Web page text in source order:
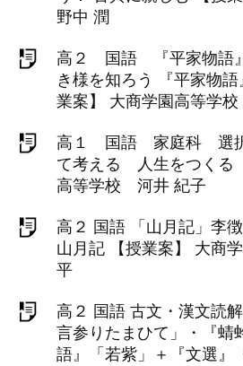
野中 潤
高２ 国語 『平家物語
き様を知ろう 『平家物
業案】 大商学園高等学
高１ 国語 家庭科 選択
て考える 人生をつくる
高等学校 河井 紀子
高２ 国語 「山月記」李
山月記 【授業案】 大商
平
高２ 国語 古文・漢文読
言参りたまひて」・『蜻
語』「若紫」＋『文選』